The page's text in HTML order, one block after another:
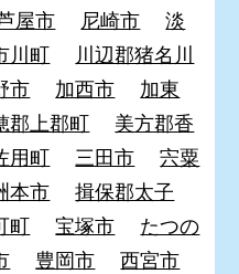
屋市 尼崎市
淡
町
川辺郡猪名川
市 加西市
加東
郡上郡町
美方郡香
町 三田市
宍粟
本市
揖保郡太子
宝塚市
たつの
豊岡市
西宮市